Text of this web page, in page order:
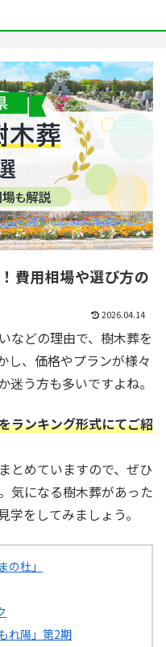
費用相場や選び方の
2026.04.14
などの理由で、樹木葬を
し、価格やプランが様々
迷う方も多いですよね。
ランキング形式にてご紹
とめていますので、ぜひ
気になる樹木葬があった
をしてみましょう。
杜」
れ陽」第2期